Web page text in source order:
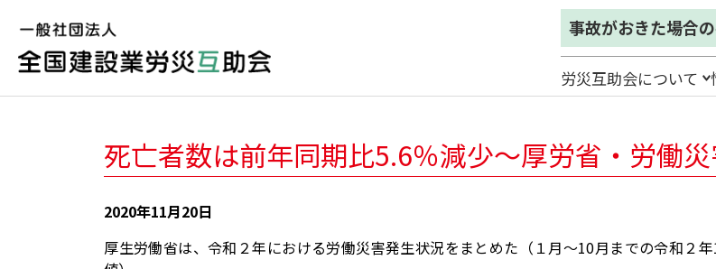
事故がおきた場合
労災互助会について
死亡者数は前年同期比5.6％減少〜厚労省・労働
2020年11月20日
厚生労働省は、令和２年における労働災害発生状況をまとめた（１月〜10月までの令和２